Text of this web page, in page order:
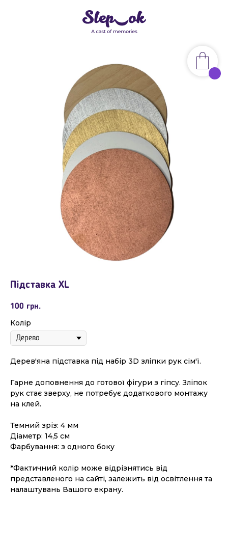
Підставка XL
100 грн.
Колір
Дерев'яна підставка під набір 3D зліпки рук сім'ї.
Гарне доповнення до готової фігури з гіпсу. Зліпок
рук стає зверху, не потребує додаткового монтажу
на клей.
Темний зріз: 4 мм
Діаметр: 14,5 см
Фарбування: з одного боку
*Фактичний колір може відрізнятись від
представленого на сайті, залежить від освітлення та
налаштувань Вашого екрану.